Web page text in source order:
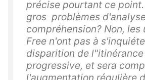
précise pourtant ce
gros problèmes
compréhension? Non,
Free n'ont pas à
disparition de
progressive, et sera
l'augmentation régulière